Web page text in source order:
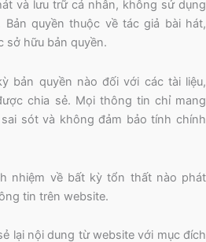
và lưu trữ cá nhân, không sử dụng
quyền thuộc về tác giả bài hát,
sở hữu bản quyền.
bản quyền nào đối với các tài liệu,
chia sẻ. Mọi thông tin chỉ mang
sót và không đảm bảo tính chính
nhiệm về bất kỳ tổn thất nào phát
tin trên website.
lại nội dung từ website với mục đích